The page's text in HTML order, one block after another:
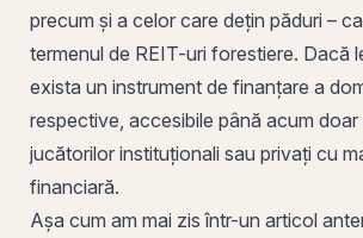
precum și a celor care dețin păduri –
termenul de REIT-uri forestiere. Dacă
exista un instrument de finanțare a
respective, accesibile până acum doar
jucătorilor instituționali sau privați cu
financiară.
Așa cum am mai zis într-un articol